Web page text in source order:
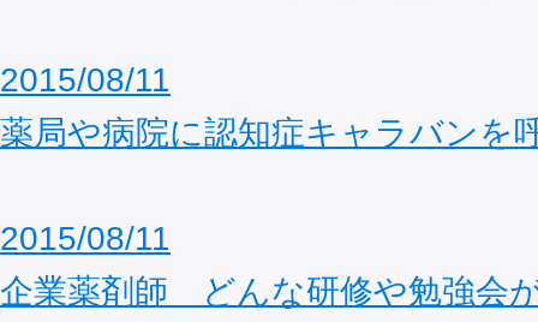
2015/08/11
薬局や病院に認知症キャラバンを
2015/08/11
企業薬剤師 どんな研修や勉強会